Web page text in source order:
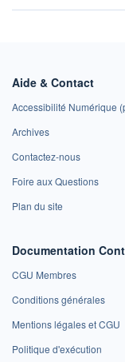
Aide & Contact
Accessibilité Numérique
Archives
Contactez-nous
Foire aux Questions
Plan du site
Documentation
CGU Membres
Conditions générales
Mentions légales et CGU
Politique d'exécution